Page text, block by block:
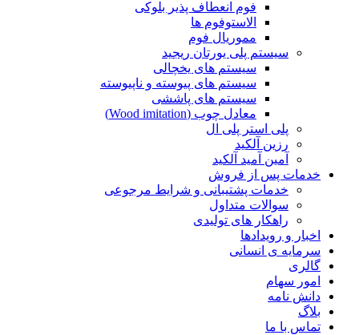
فوم انعطاف پذیر بلوکی
الاستوفوم ها
مموریال فوم
سیستم پلی یورتان ریجید
سیستم های یخچالی
سیستم های پیوسته و ناپیوسته
سیستم های پاششی
معادل چوب (Wood imitation)
پلی استر پلی ال
رزین آلکید
آمین آمید آلکید
خدمات پس از فروش
خدمات پشتیبانی و شرایط مرجوعی
سوالات متداول
راهکار های تولیدی
اخبار و رویدادها
سرمایه ی انسانی
گالری
امور سهام
دانش نامه
بلاگ
تماس با ما